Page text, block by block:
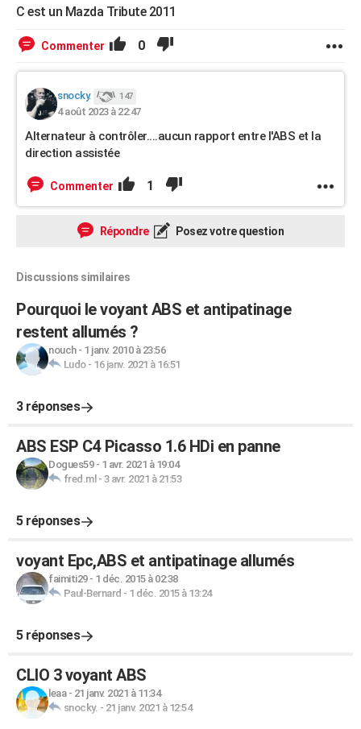
C est un Mazda Tribute 2011
Commenter 0
snocky. 147
4 août 2023 à 22:47
Alternateur à contrôler....aucun rapport entre l'ABS et la
direction assistée
Commenter 1
Répondre Posez votre question
Discussions similaires
Pourquoi le voyant ABS et antipatinage
restent allumés ?
nouch- 1 janv. 2010 à 23:56
Ludo- 16 janv. 2021 à 16:51
3 réponses
ABS ESP C4 Picasso 1.6 HDi en panne
Dogues59- 1 avr. 2021 à 19:04
fred.ml - 3 avr. 2021 à 21:53
5 réponses
voyant Epc,ABS et antipatinage allumés
faimiti29- 1 déc. 2015 à 02:38
Paul-Bernard - 1 déc. 2015 à 13:24
5 réponses
CLIO 3 voyant ABS
leaa- 21 janv. 2021 à 11:34
snocky. - 21 janv. 2021 à 12:54